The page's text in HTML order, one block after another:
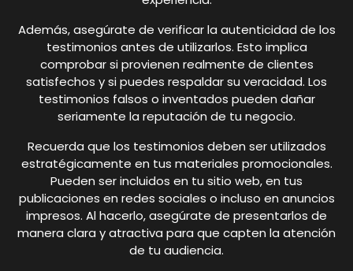
Además, asegúrate de verificar la autenticidad de los
testimonios antes de utilizarlos. Esto implica
comprobar si provienen realmente de clientes
satisfechos y si puedes respaldar su veracidad. Los
testimonios falsos o inventados pueden dañar
seriamente la reputación de tu negocio.
Recuerda que los testimonios deben ser utilizados
estratégicamente en tus materiales promocionales.
Pueden ser incluidos en tu sitio web, en tus
publicaciones en redes sociales o incluso en anuncios
impresos. Al hacerlo, asegúrate de presentarlos de
manera clara y atractiva para que capten la atención
de tu audiencia.